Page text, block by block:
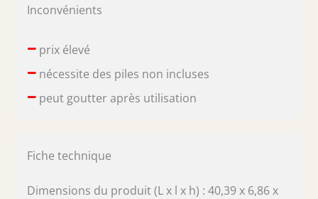
Inconvénients
–prix élevé
–nécessite des piles non incluses
–peut goutter après utilisation
Fiche technique
Dimensions du produit (L x l x h) : 40,39 x 6,86 x